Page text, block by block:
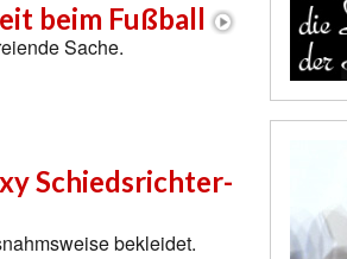
beim Fußball
Sache.
Schiedsrichter-
bekleidet.